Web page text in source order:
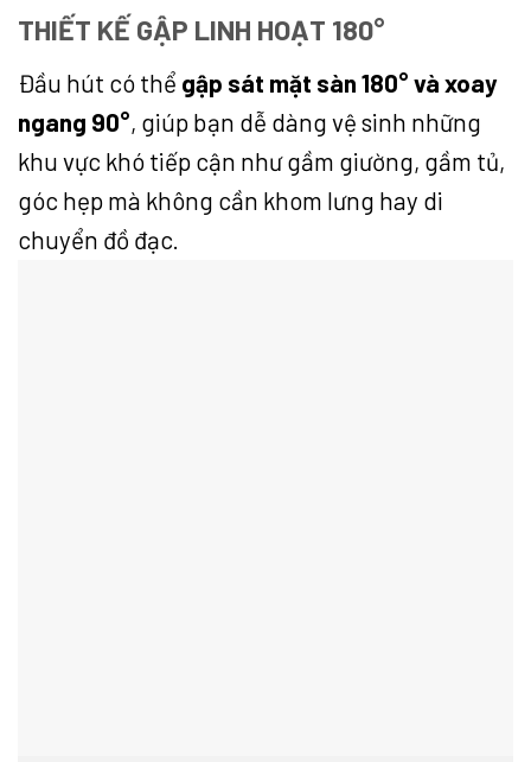
THIẾT KẾ GẬP LINH HOẠT 180°
Đầu hút có thể gập sát mặt sàn 180° và xoay
ngang 90°, giúp bạn dễ dàng vệ sinh những
khu vực khó tiếp cận như gầm giường, gầm tủ,
góc hẹp mà không cần khom lưng hay di
chuyển đồ đạc.